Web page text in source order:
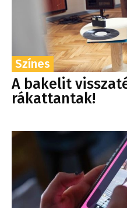
Színes
A bakelit
rákattantak!